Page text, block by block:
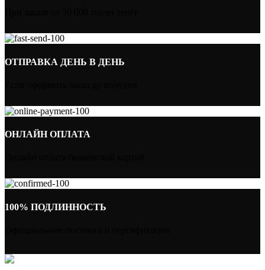
ОТПРАВКА ДЕНЬ В ДЕНЬ
ОНЛАЙН ОПЛАТА
100% ПОДЛИННОСТЬ